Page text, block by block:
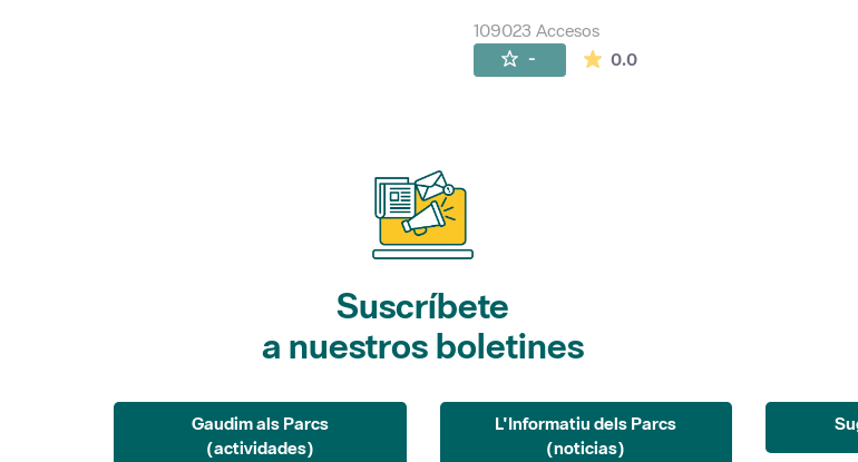
109023 Accesos
- 0.0La valoración media es de 0
Suscríbete
a nuestros boletines
Gaudim als Parcs
(actividades)
L'Informatiu dels Parcs
(noticias)